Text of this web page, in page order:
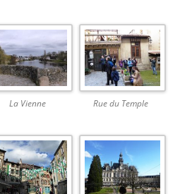
La Vienne Rue du Temple